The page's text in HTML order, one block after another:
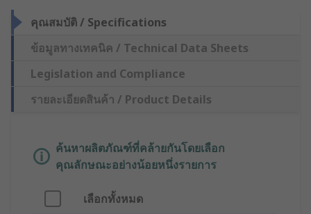
คุณสมบัติ / Specifications
ข้อมูลทางเทคนิค / Technical Data Sheets
Legislation and Compliance
รายละเอียดสินค้า / Product Details
ค้นหาผลิตภัณฑ์ที่คล้ายกันโดยเลือก
คุณลักษณะอย่างน้อยหนึ่งรายการ
เลือกทั้งหมด